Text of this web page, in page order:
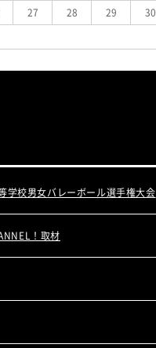
27 28 29
30
学校男女バレーボール選手権大会
！取材